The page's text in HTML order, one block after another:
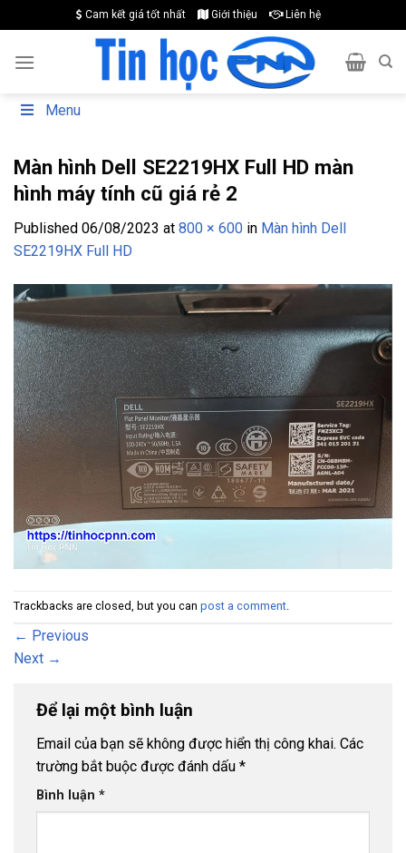
to
content
Cam kết giá tốt nhất Giới thiệu Liên hệ
Menu
Màn hình Dell SE2219HX Full HD màn
hình máy tính cũ giá rẻ 2
Published 06/08/2023 at 800 × 600 in Màn hình Dell
SE2219HX Full HD
Trackbacks are closed, but you can post a comment.
← Previous
Next →
Để lại một bình luận
Email của bạn sẽ không được hiển thị công khai. Các
trường bắt buộc được đánh dấu *
Bình luận *